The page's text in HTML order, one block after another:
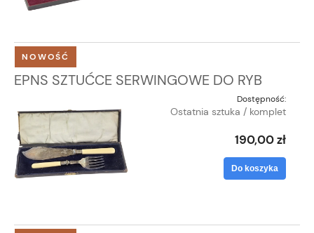
EPNS SZTUĆCE SERWINGOWE DO RYB
Dostępność:
Ostatnia sztuka / komplet
190,00 zł
Do koszyka
NOWOŚĆ